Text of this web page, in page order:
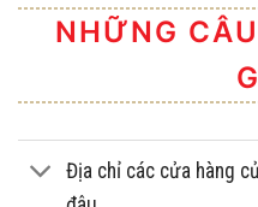
NHỮNG
Địa chỉ các cửa hàng